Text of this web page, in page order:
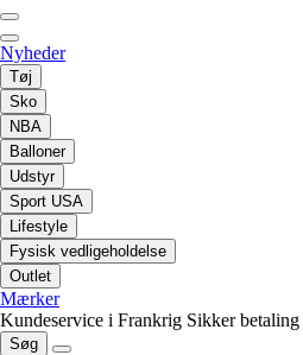
Nyheder
Tøj
Sko
NBA
Balloner
Udstyr
Sport USA
Lifestyle
Fysisk vedligeholdelse
Outlet
Mærker
Kundeservice i Frankrig Sikker betaling
Søg